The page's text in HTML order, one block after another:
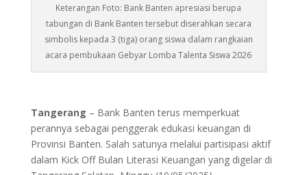
Keterangan Foto: Bank Banten apresiasi berupa
tabungan di Bank Banten tersebut diserahkan secara
simbolis kepada 3 (tiga) orang siswa dalam rangkaian
acara pembukaan Gebyar Lomba Talenta Siswa 2026
Tangerang – Bank Banten terus memperkuat
perannya sebagai penggerak edukasi keuangan di
Provinsi Banten. Salah satunya melalui partisipasi aktif
dalam Kick Off Bulan Literasi Keuangan yang digelar di